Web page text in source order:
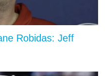
Robidas: Jeff